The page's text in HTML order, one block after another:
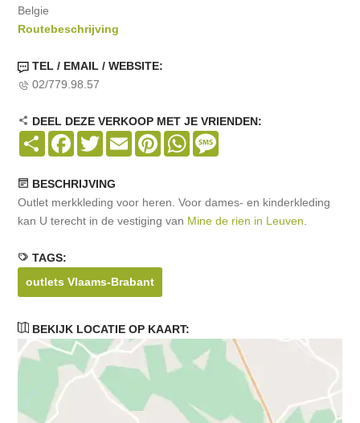
Belgie
Routebeschrijving
TEL / EMAIL / WEBSITE:
02/779.98.57
DEEL DEZE VERKOOP MET JE VRIENDEN:
Share Facebook
TwitterEmail PinterestWhatsApp
BESCHRIJVING
Outlet merkkleding voor heren. Voor dames- en kinderkleding
kan U terecht in de vestiging van Mine de rien in Leuven.
TAGS:
outlets Vlaams-Brabant
BEKIJK LOCATIE OP KAART: